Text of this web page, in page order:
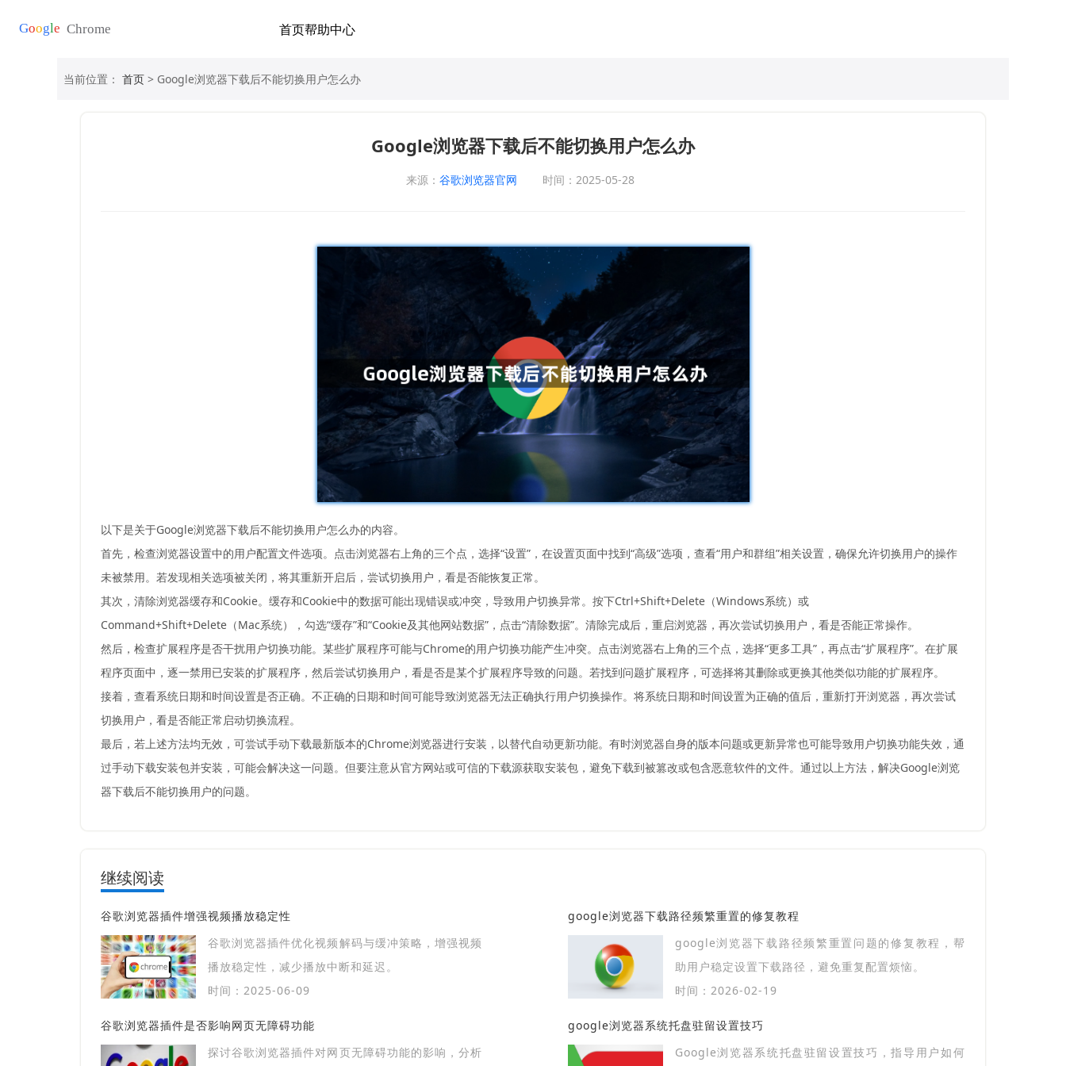
首页帮助中心
当前位置： 首页 > Google浏览器下载后不能切换用户怎么办
Google浏览器下载后不能切换用户怎么办
来源： 谷歌浏览器官网 时间：2025-05-28
以下是关于Google浏览器下载后不能切换用户怎么办的内容。
首先，检查浏览器设置中的用户配置文件选项。点击浏览器右上角的三个点，选择“设置”，在设置页面中找到“高级”选项，查看“用户和群组”相关设置，确保允许切换用户的操作
未被禁用。若发现相关选项被关闭，将其重新开启后，尝试切换用户，看是否能恢复正常。
其次，清除浏览器缓存和Cookie。缓存和Cookie中的数据可能出现错误或冲突，导致用户切换异常。按下Ctrl+Shift+Delete（Windows系统）或
Command+Shift+Delete（Mac系统），勾选“缓存”和“Cookie及其他网站数据”，点击“清除数据”。清除完成后，重启浏览器，再次尝试切换用户，看是否能正常操作。
然后，检查扩展程序是否干扰用户切换功能。某些扩展程序可能与Chrome的用户切换功能产生冲突。点击浏览器右上角的三个点，选择“更多工具”，再点击“扩展程序”。在扩展
程序页面中，逐一禁用已安装的扩展程序，然后尝试切换用户，看是否是某个扩展程序导致的问题。若找到问题扩展程序，可选择将其删除或更换其他类似功能的扩展程序。
接着，查看系统日期和时间设置是否正确。不正确的日期和时间可能导致浏览器无法正确执行用户切换操作。将系统日期和时间设置为正确的值后，重新打开浏览器，再次尝试
切换用户，看是否能正常启动切换流程。
最后，若上述方法均无效，可尝试手动下载最新版本的Chrome浏览器进行安装，以替代自动更新功能。有时浏览器自身的版本问题或更新异常也可能导致用户切换功能失效，通
过手动下载安装包并安装，可能会解决这一问题。但要注意从官方网站或可信的下载源获取安装包，避免下载到被篡改或包含恶意软件的文件。通过以上方法，解决Google浏览
器下载后不能切换用户的问题。
继续阅读
谷歌浏览器插件增强视频播放稳定性
谷歌浏览器插件优化视频解码与缓冲策略，增强视频
播放稳定性，减少播放中断和延迟。
时间：2025-06-09
google浏览器下载路径频繁重置的修复教程
google浏览器下载路径频繁重置问题的修复教程，帮
助用户稳定设置下载路径，避免重复配置烦恼。
时间：2026-02-19
谷歌浏览器插件是否影响网页无障碍功能
探讨谷歌浏览器插件对网页无障碍功能的影响，分析
google浏览器系统托盘驻留设置技巧
Google浏览器系统托盘驻留设置技巧，指导用户如何